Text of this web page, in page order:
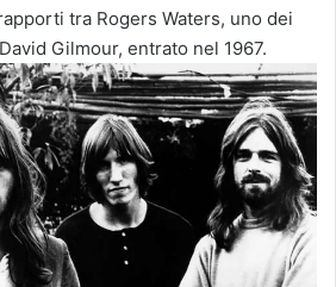
tra Rogers Waters, uno dei
Gilmour, entrato nel 1967.